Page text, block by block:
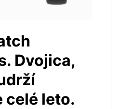
Dvojica,
celé leto.